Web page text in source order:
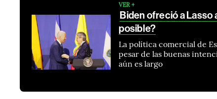
VER +
Biden ofreció a Lasso
posible?
La política comercial de
pesar de las buenas
aún es largo